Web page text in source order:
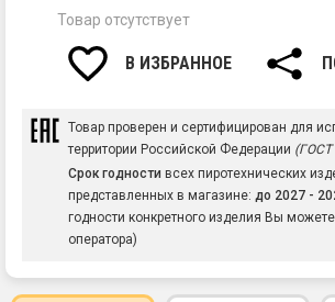
Товар отсутствует
В ИЗБРАННОЕ
Товар проверен и сертифицирован для
территории Российской Федерации (ГОСТ
Срок годности всех пиротехнических
представленных в магазине: до 2027 -
годности конкретного изделия Вы можете
оператора)